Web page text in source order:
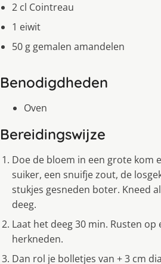
2 cl Cointreau
1 eiwit
50 g gemalen amandelen
Benodigdheden
Oven
Bereidingswijze
Doe de bloem in een grote kom
suiker, een snuifje zout, de
stukjes gesneden boter. Kneed
deeg.
Laat het deeg 30 min. Rusten
herkneden.
Dan rol je bolletjes van + 3 cm